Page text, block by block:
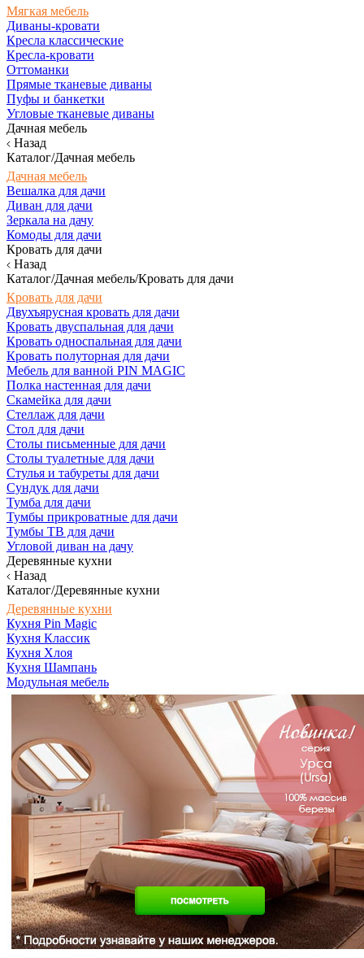
Мягкая мебель
Диваны-кровати
Кресла классические
Кресла-кровати
Оттоманки
Прямые тканевые диваны
Пуфы и банкетки
Угловые тканевые диваны
Дачная мебель
Назад
Каталог/Дачная мебель
Дачная мебель
Вешалка для дачи
Диван для дачи
Зеркала на дачу
Комоды для дачи
Кровать для дачи
Назад
Каталог/Дачная мебель/Кровать для дачи
Кровать для дачи
Двухъярусная кровать для дачи
Кровать двуспальная для дачи
Кровать односпальная для дачи
Кровать полуторная для дачи
Мебель для ванной PIN MAGIC
Полка настенная для дачи
Скамейка для дачи
Стеллаж для дачи
Стол для дачи
Столы письменные для дачи
Столы туалетные для дачи
Стулья и табуреты для дачи
Сундук для дачи
Тумба для дачи
Тумбы прикроватные для дачи
Тумбы ТВ для дачи
Угловой диван на дачу
Деревянные кухни
Назад
Каталог/Деревянные кухни
Деревянные кухни
Кухня Pin Magic
Кухня Классик
Кухня Хлоя
Кухня Шампань
Модульная мебель